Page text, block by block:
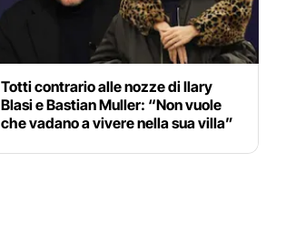
Totti contrario alle nozze di Ilary
Blasi e Bastian Muller: “Non vuole
che vadano a vivere nella sua villa”